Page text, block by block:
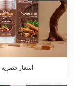
أسعار حصرية